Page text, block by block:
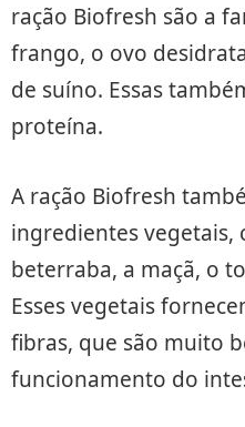
ração Biofresh são a
frango, o ovo
de suíno. Essas
proteína.
A ração Biofresh
ingredientes vegetais,
beterraba, a maçã, o
Esses vegetais
fibras, que são muito
funcionamento do